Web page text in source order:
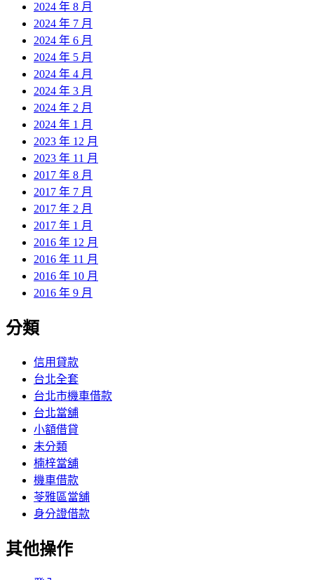
2024 年 8 月
2024 年 7 月
2024 年 6 月
2024 年 5 月
2024 年 4 月
2024 年 3 月
2024 年 2 月
2024 年 1 月
2023 年 12 月
2023 年 11 月
2017 年 8 月
2017 年 7 月
2017 年 2 月
2017 年 1 月
2016 年 12 月
2016 年 11 月
2016 年 10 月
2016 年 9 月
分類
信用貸款
台北全套
台北市機車借款
台北當舖
小額借貸
未分類
楠梓當舖
機車借款
苓雅區當舖
身分證借款
其他操作